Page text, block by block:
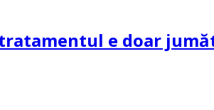
e doar